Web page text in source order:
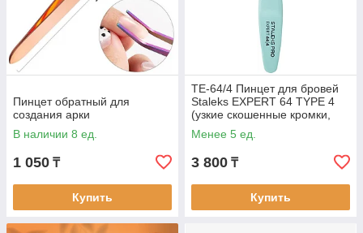
Пинцет обратный для
создания арки
В наличии 8 ед.
1 050 ₸
Купить
TE-64/4 Пинцет для бровей
Staleks EXPERT 64 TYPE 4
(узкие скошенные кромки,
синий) *
Менее 5 ед.
3 800 ₸
Купить